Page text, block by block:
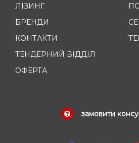
ЛІЗИНГ
БРЕНДИ
КОНТАКТИ
ТЕНДЕРНИЙ ВІДДІЛ
ОФЕРТА
замовити